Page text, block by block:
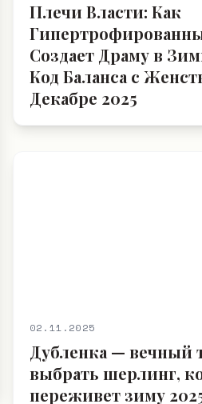
Плечи Власти: Как
Создает Драму в
Код Баланса с
Декабре 2025
02.11.2025
Дубленка — вечный
выбрать шерлинг,
переживет зиму